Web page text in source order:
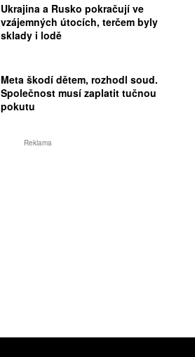
Ukrajina a Rusko pokračují ve
vzájemných útocích, terčem byly
sklady i lodě
Meta škodí dětem, rozhodl soud.
Společnost musí zaplatit tučnou
pokutu
Reklama